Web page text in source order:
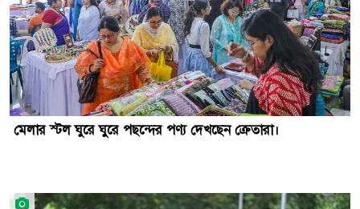
মেলার স্টল ঘুরে ঘুরে পছন্দের পণ্য দেখছেন ক্রেতারা।